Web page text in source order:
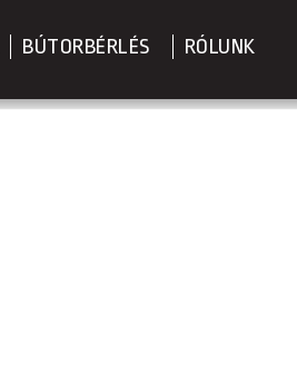
BÚTORBÉRLÉS RÓLUNK